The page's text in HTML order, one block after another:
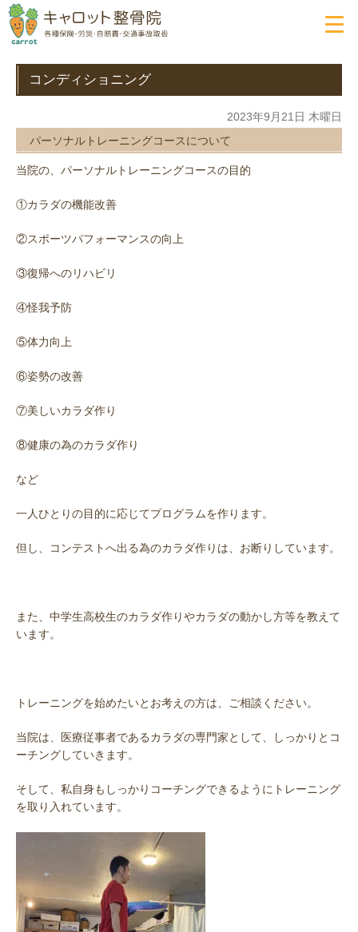
コンディショニング
2023年9月21日 木曜日
パーソナルトレーニングコースについて
当院の、パーソナルトレーニングコースの目的
①カラダの機能改善
②スポーツパフォーマンスの向上
③復帰へのリハビリ
④怪我予防
⑤体力向上
⑥姿勢の改善
⑦美しいカラダ作り
⑧健康の為のカラダ作り
など
一人ひとりの目的に応じてプログラムを作ります。
但し、コンテストへ出る為のカラダ作りは、お断りしています。
また、中学生高校生のカラダ作りやカラダの動かし方等を教えて
います。
トレーニングを始めたいとお考えの方は、ご相談ください。
当院は、医療従事者であるカラダの専門家として、しっかりとコ
ーチングしていきます。
そして、私自身もしっかりコーチングできるようにトレーニング
を取り入れています。